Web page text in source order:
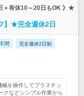
＋有休10～20日もOK 》★
】★完全週休2日
問 完全週休2日制
を操作してプラスチッ
クなどシンプル作業から